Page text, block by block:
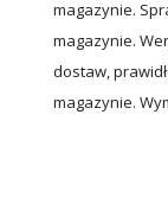
magazynie.
magazynie.
dostaw,
magazynie.